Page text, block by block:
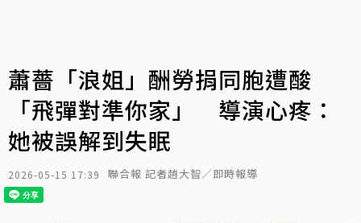
蕭薔「浪姐」酬勞捐同胞遭酸
「飛彈對準你家」 導演心疼：
她被誤解到失眠
2026-05-15 17:39 聯合報 記者趙大智／即時報導